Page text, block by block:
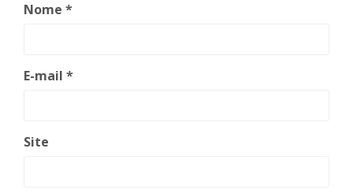
Nome *
E-mail *
Site